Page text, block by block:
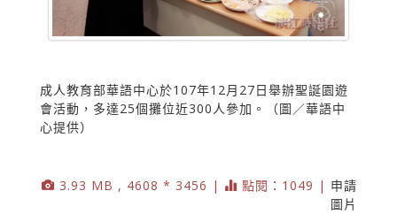
成人教育部華語中心於107年12月27日舉辦聖誕園遊
會活動，多達25個攤位近300人參加。（圖／華語中
心提供）
3.93 MB , 4608 * 3456 | 點閱：1049 | 申請
圖片